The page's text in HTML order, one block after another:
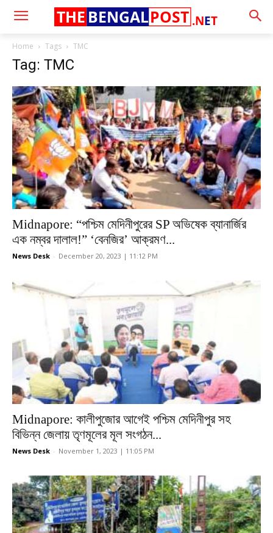
.NET
THE BENGALPOST
Home Tags TMC
Tag: TMC
Midnapore: “পশ্চিম মেদিনীপুরের SP অভিষেক ব্যানার্জির
এক নম্বর দালাল!” ‘বেনজির’ আক্রমণ...
News Desk - December 20, 2023 | 11:12 PM
Midnapore: কালীপুজোর আগেই পশ্চিম মেদিনীপুর সহ
বিভিন্ন জেলায় তৃণমূলের মূল সংগঠন...
News Desk - November 1, 2023 | 11:05 PM